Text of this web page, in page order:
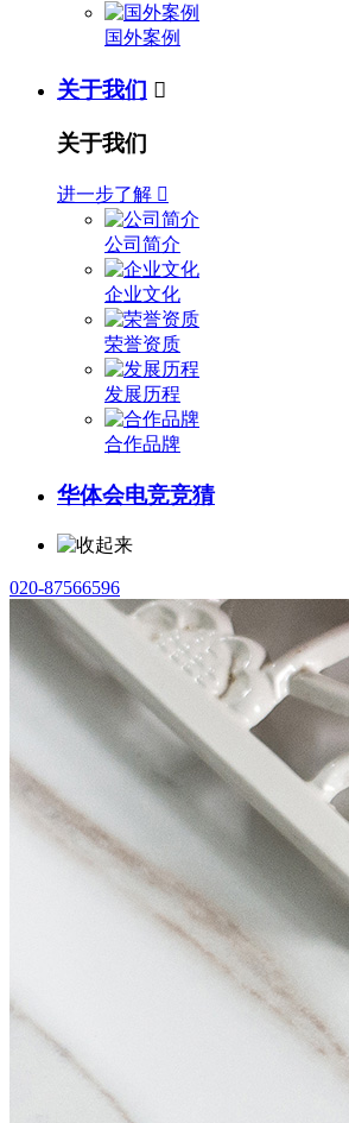
国外案例
关于我们 
关于我们
进一步了解 
公司简介
企业文化
荣誉资质
发展历程
合作品牌
华体会电竞竞猜
020-87566596